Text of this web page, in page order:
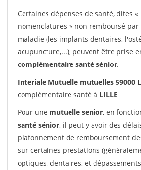
Certaines dépenses de santé, dites «
nomenclatures » non remboursé par
maladie (les implants dentaires,
acupuncture,...), peuvent être prise
complémentaire santé sénior.
Interiale Mutuelle mutuelles 59000
complémentaire santé à LILLE
Pour une mutuelle senior, en
santé sénior, il peut y avoir des
plafonnement de remboursement
sur certaines prestations
optiques, dentaires, et